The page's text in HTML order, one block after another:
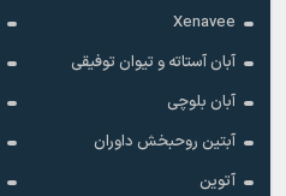
Xenavee
آبان آستاته و تیوان توفیقی
آبان بلوچی
آبتین روحبخش داوران
آتوین